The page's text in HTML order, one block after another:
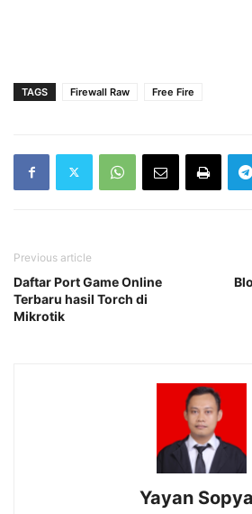
TAGS Firewall Raw Free Fire
Previous article
Daftar Port Game Online
Terbaru hasil Torch di
Mikrotik
Yayan